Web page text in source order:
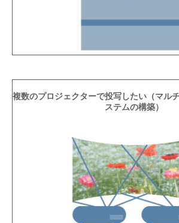
複数のプロジェクターで投写したい（マル
ステムの構築）